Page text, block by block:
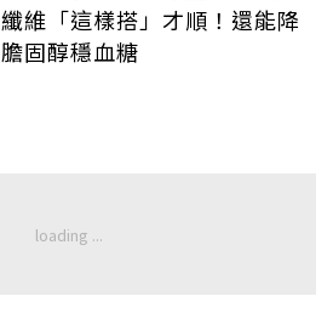
纖維「這樣搭」才順！還能降
膽固醇穩血糖